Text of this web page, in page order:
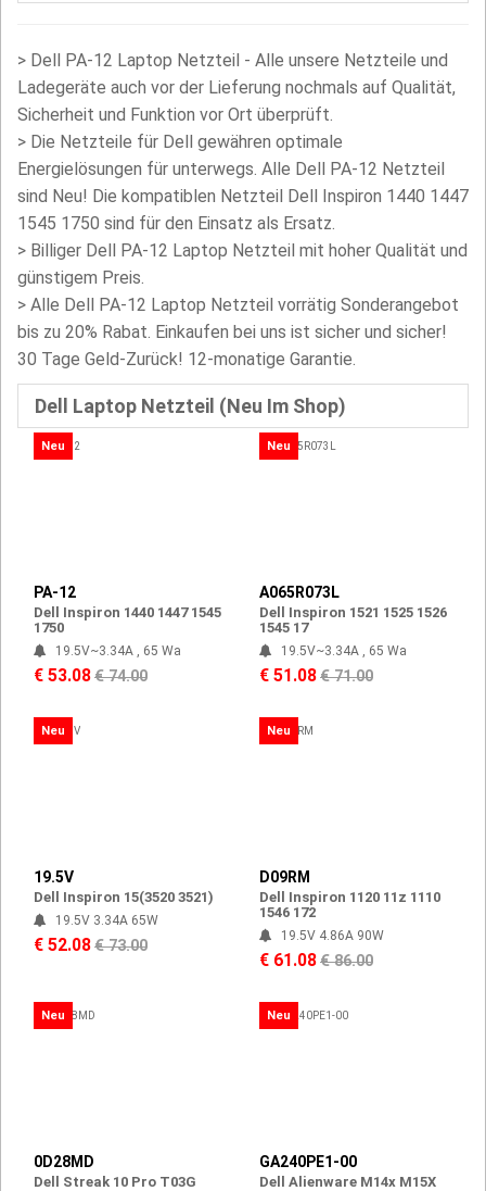
> Dell PA-12 Laptop Netzteil - Alle unsere Netzteile und
Ladegeräte auch vor der Lieferung nochmals auf Qualität,
Sicherheit und Funktion vor Ort überprüft.
> Die Netzteile für Dell gewähren optimale
Energielösungen für unterwegs. Alle Dell PA-12 Netzteil
sind Neu! Die kompatiblen Netzteil Dell Inspiron 1440 1447
1545 1750 sind für den Einsatz als Ersatz.
> Billiger Dell PA-12 Laptop Netzteil mit hoher Qualität und
günstigem Preis.
> Alle Dell PA-12 Laptop Netzteil vorrätig Sonderangebot
bis zu 20% Rabat. Einkaufen bei uns ist sicher und sicher!
30 Tage Geld-Zurück! 12-monatige Garantie.
Dell Laptop Netzteil (Neu Im Shop)
Neu
PA-12
Dell Inspiron 1440 1447 1545
1750
19.5V~3.34A , 65 Wa
€ 53.08€ 74.00
Neu
A065R073L
Dell Inspiron 1521 1525 1526
1545 17
19.5V~3.34A , 65 Wa
€ 51.08€ 71.00
Neu
19.5V
Dell Inspiron 15(3520 3521)
19.5V 3.34A 65W
€ 52.08€ 73.00
Neu
D09RM
Dell Inspiron 1120 11z 1110
1546 172
19.5V 4.86A 90W
€ 61.08€ 86.00
Neu
0D28MD
Dell Streak 10 Pro T03G
Neu
GA240PE1-00
Dell Alienware M14x M15X